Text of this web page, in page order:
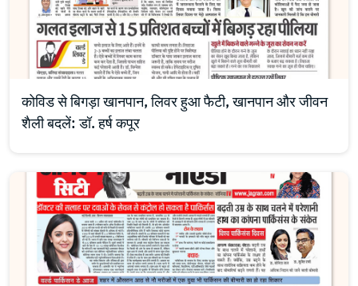
कोविड से बिगड़ा खानपान, लिवर हुआ फैटी, खानपान और जीवन
शैली बदलें: डॉ. हर्ष कपूर